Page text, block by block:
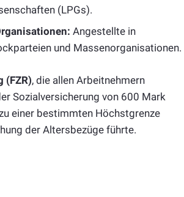
(LPGs).
Angestellte in
und Massenorganisationen.
(FZR), die allen Arbeitnehmern
Sozialversicherung von 600 Mark
einer bestimmten Höchstgrenze
der Altersbezüge führte.